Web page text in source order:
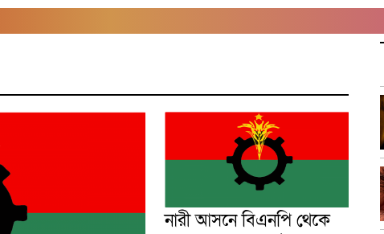
নারী আসনে বিএনপি থেকে